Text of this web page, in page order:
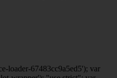
loader-67483cc9a5ed5'); var